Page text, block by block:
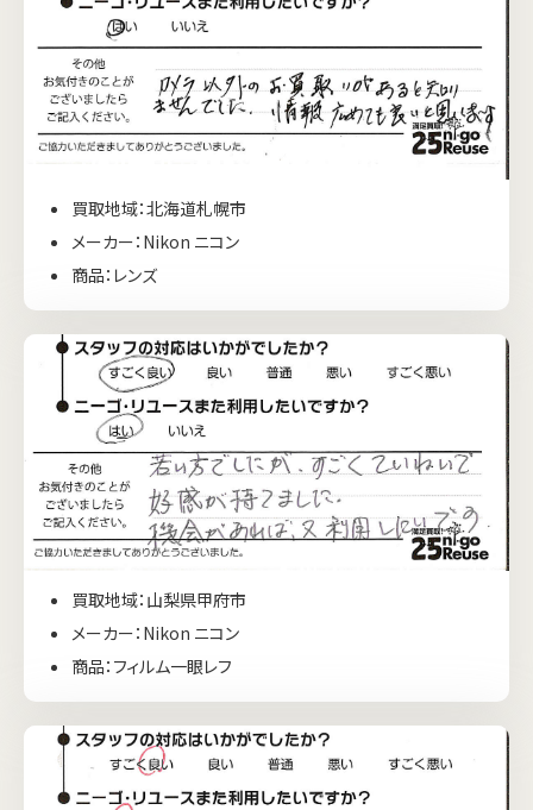
買取地域：北海道札幌市
メーカー：Nikon ニコン
商品：レンズ
買取地域：山梨県甲府市
メーカー：Nikon ニコン
商品：フィルム一眼レフ